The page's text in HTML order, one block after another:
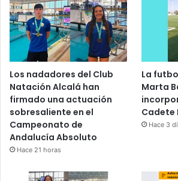
Los nadadores del Club
Natación Alcalá han
firmado una actuación
sobresaliente en el
Campeonato de
Andalucía Absoluto
Hace 21 horas
La
Marta
Cadete
Hace 3